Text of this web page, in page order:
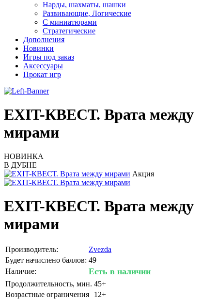
Нарды, шахматы, шашки
Развивающие, Логические
С миниатюрами
Стратегические
Дополнения
Новинки
Игры под заказ
Аксессуары
Прокат игр
EXIT-КВЕСТ. Врата между
мирами
НОВИНКА
В ДУБНЕ
Акция
EXIT-КВЕСТ. Врата между
мирами
Производитель:
Zvezda
Будет начислено баллов: 49
Наличие:
Есть в наличии
Продолжительность, мин. 45+
Возрастные ограничения
12+